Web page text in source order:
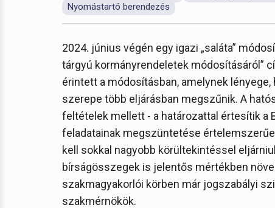
Nyomástartó berendezés
2024. június végén egy igazi „saláta”
tárgyú kormányrendeletek módosításáról”
érintett a módosításban, amelynek
szerepe több eljárásban megszűnik. A
feltételek mellett - a határozattal értesítik a
feladatainak megszüntetése
kell sokkal nagyobb körültekintéssel
bírságösszegek is jelentős mértékben
szakmagyakorlói körben már jogszabályi
szakmérnökök.